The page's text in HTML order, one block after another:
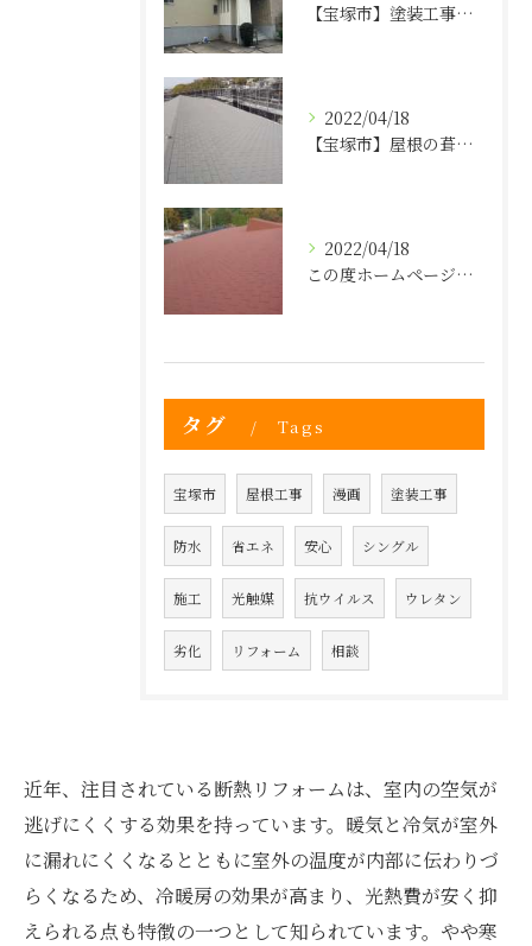
【宝塚市】塗装工事・防水・屋根の事なら株式会社ヒゲヤマへ！
2022/04/18
【宝塚市】屋根の葺き替えのタイミングは？屋根の事なら株式会社ヒゲヤマへ！
2022/04/18
この度ホームページを新しく立ち上げました！
タグ Tags
宝塚市 屋根工事 漫画 塗装工事
防水 省エネ 安心 シングル
施工 光触媒 抗ウイルス ウレタン
劣化 リフォーム 相談
近年、注目されている断熱リフォームは、室内の空気が
逃げにくくする効果を持っています。暖気と冷気が室外
に漏れにくくなるとともに室外の温度が内部に伝わりづ
らくなるため、冷暖房の効果が高まり、光熱費が安く抑
えられる点も特徴の一つとして知られています。やや寒